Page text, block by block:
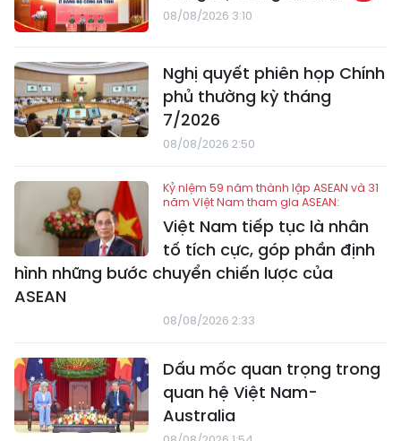
08/08/2026 3:10
Nghị quyết phiên họp Chính
phủ thường kỳ tháng
7/2026
08/08/2026 2:50
Kỷ niệm 59 năm thành lập ASEAN và 31
năm Việt Nam tham gia ASEAN:
Việt Nam tiếp tục là nhân
tố tích cực, góp phần định
hình những bước chuyển chiến lược của
ASEAN
08/08/2026 2:33
Dấu mốc quan trọng trong
quan hệ Việt Nam-
Australia